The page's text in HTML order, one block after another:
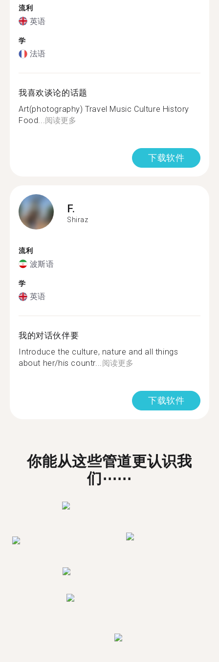
流利
英语
学
法语
我喜欢谈论的话题
Art(photography) Travel Music Culture History
Food...阅读更多
下载软件
F.
Shiraz
流利
波斯语
学
英语
我的对话伙伴要
Introduce the culture, nature and all things
about her/his countr...阅读更多
下载软件
你能从这些管道更认识我
们⋯⋯